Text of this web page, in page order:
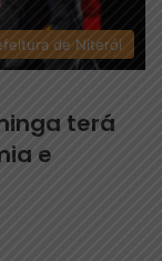
de Niterói
terá
e